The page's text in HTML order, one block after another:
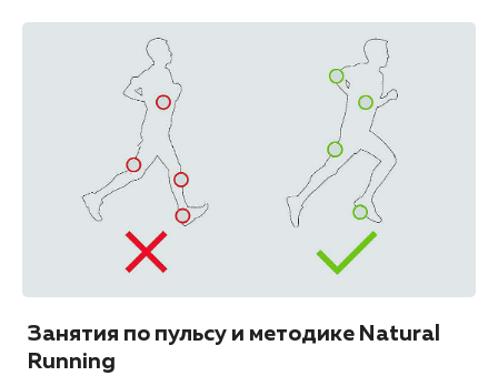
Занятия по пульсу и методике Natural
Running